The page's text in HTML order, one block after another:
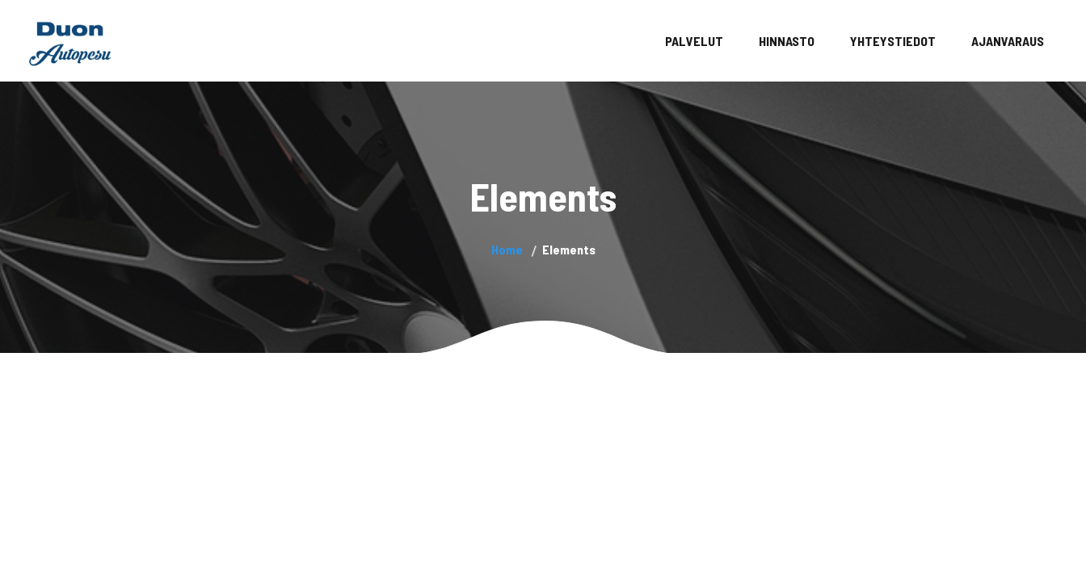
PALVELUT HINNASTO YHTEYSTIEDOT AJANVARAUS
Elements
Home Elements